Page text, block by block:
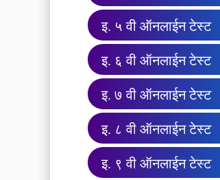
इ. ५ वी ऑनलाईन टेस्ट
इ. ६ वी ऑनलाईन टेस्ट
इ. ७ वी ऑनलाईन टेस्ट
इ. ८ वी ऑनलाईन टेस्ट
इ. ९ वी ऑनलाईन टेस्ट